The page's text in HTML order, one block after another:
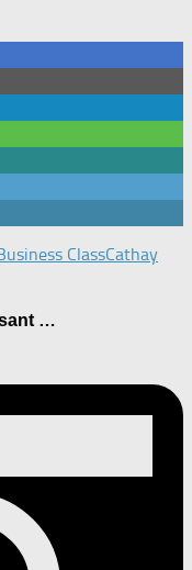
ClassCathay
…